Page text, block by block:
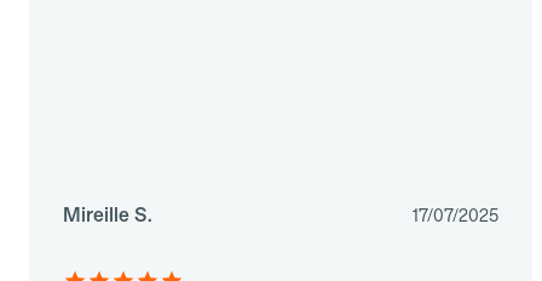
Mireille S. 17/07/2025